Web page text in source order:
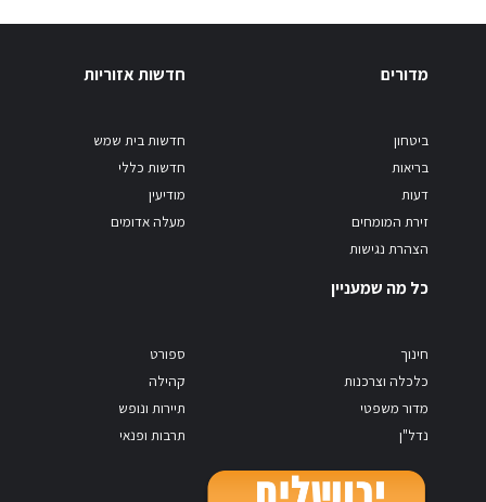
מדורים
ביטחון
בריאות
דעות
זירת המומחים
הצהרת נגישות
חדשות אזוריות
חדשות בית שמש
חדשות כללי
מודיעין
מעלה אדומים
כל מה שמעניין
חינוך
כלכלה וצרכנות
מדור משפטי
נדל"ן
ספורט
קהילה
תיירות ונופש
תרבות ופנאי